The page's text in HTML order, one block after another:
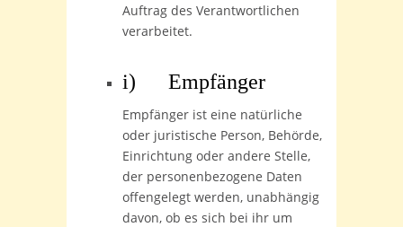
Auftrag des Verantwortlichen
verarbeitet.
i) Empfänger
Empfänger ist eine natürliche
oder juristische Person, Behörde,
Einrichtung oder andere Stelle,
der personenbezogene Daten
offengelegt werden, unabhängig
davon, ob es sich bei ihr um